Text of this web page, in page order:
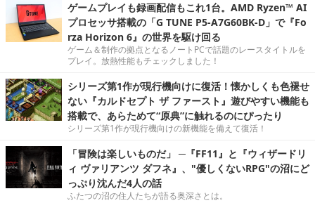
ゲームプレイも録画配信もこれ1台。AMD Ryzen™ AI
プロセッサ搭載の「G TUNE P5-A7G60BK-D」で『Fo
rza Horizon 6』の世界を駆け回る
ゲーム＆制作の拠点となるノートPCで話題のレースタイトルを
プレイ。放熱性能もチェックしました！
シリーズ第1作が現行機向けに復活！懐かしくも色褪せ
ない『カルドセプト ザ ファースト』遊びやすい機能も
搭載で、あらためて“原典”に触れるのにぴったり
シリーズ第1作が現行機向けの新機能を備えて復活！
「冒険は楽しいものだ」 ─『FF11』と『ウィザードリ
ィ ヴァリアンツ ダフネ』、"優しくないRPG"の沼にど
っぷり沈んだ4人の話
ふたつの沼の住人たちが語る奥深さとは。